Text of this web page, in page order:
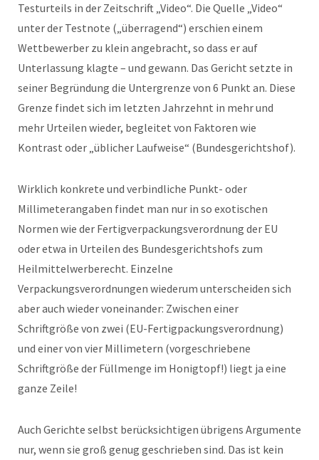
Testurteils in der Zeitschrift „Video“. Die Quelle „Video“
unter der Testnote („überragend“) erschien einem
Wettbewerber zu klein angebracht, so dass er auf
Unterlassung klagte – und gewann. Das Gericht setzte in
seiner Begründung die Untergrenze von 6 Punkt an. Diese
Grenze findet sich im letzten Jahrzehnt in mehr und
mehr Urteilen wieder, begleitet von Faktoren wie
Kontrast oder „üblicher Laufweise“ (Bundesgerichtshof).
Wirklich konkrete und verbindliche Punkt- oder
Millimeterangaben findet man nur in so exotischen
Normen wie der Fertigverpackungsverordnung der EU
oder etwa in Urteilen des Bundesgerichtshofs zum
Heilmittelwerberecht. Einzelne
Verpackungsverordnungen wiederum unterscheiden sich
aber auch wieder voneinander: Zwischen einer
Schriftgröße von zwei (EU-Fertigpackungsverordnung)
und einer von vier Millimetern (vorgeschriebene
Schriftgröße der Füllmenge im Honigtopf!) liegt ja eine
ganze Zeile!
Auch Gerichte selbst berücksichtigen übrigens Argumente
nur, wenn sie groß genug geschrieben sind. Das ist kein